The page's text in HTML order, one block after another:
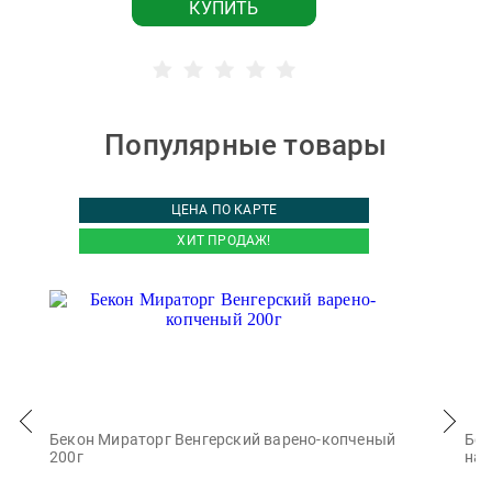
КУПИТЬ
Популярные товары
ЦЕНА ПО КАРТЕ
ХИТ ПРОДАЖ!
Бекон Мираторг Венгерский варено-копченый
200г